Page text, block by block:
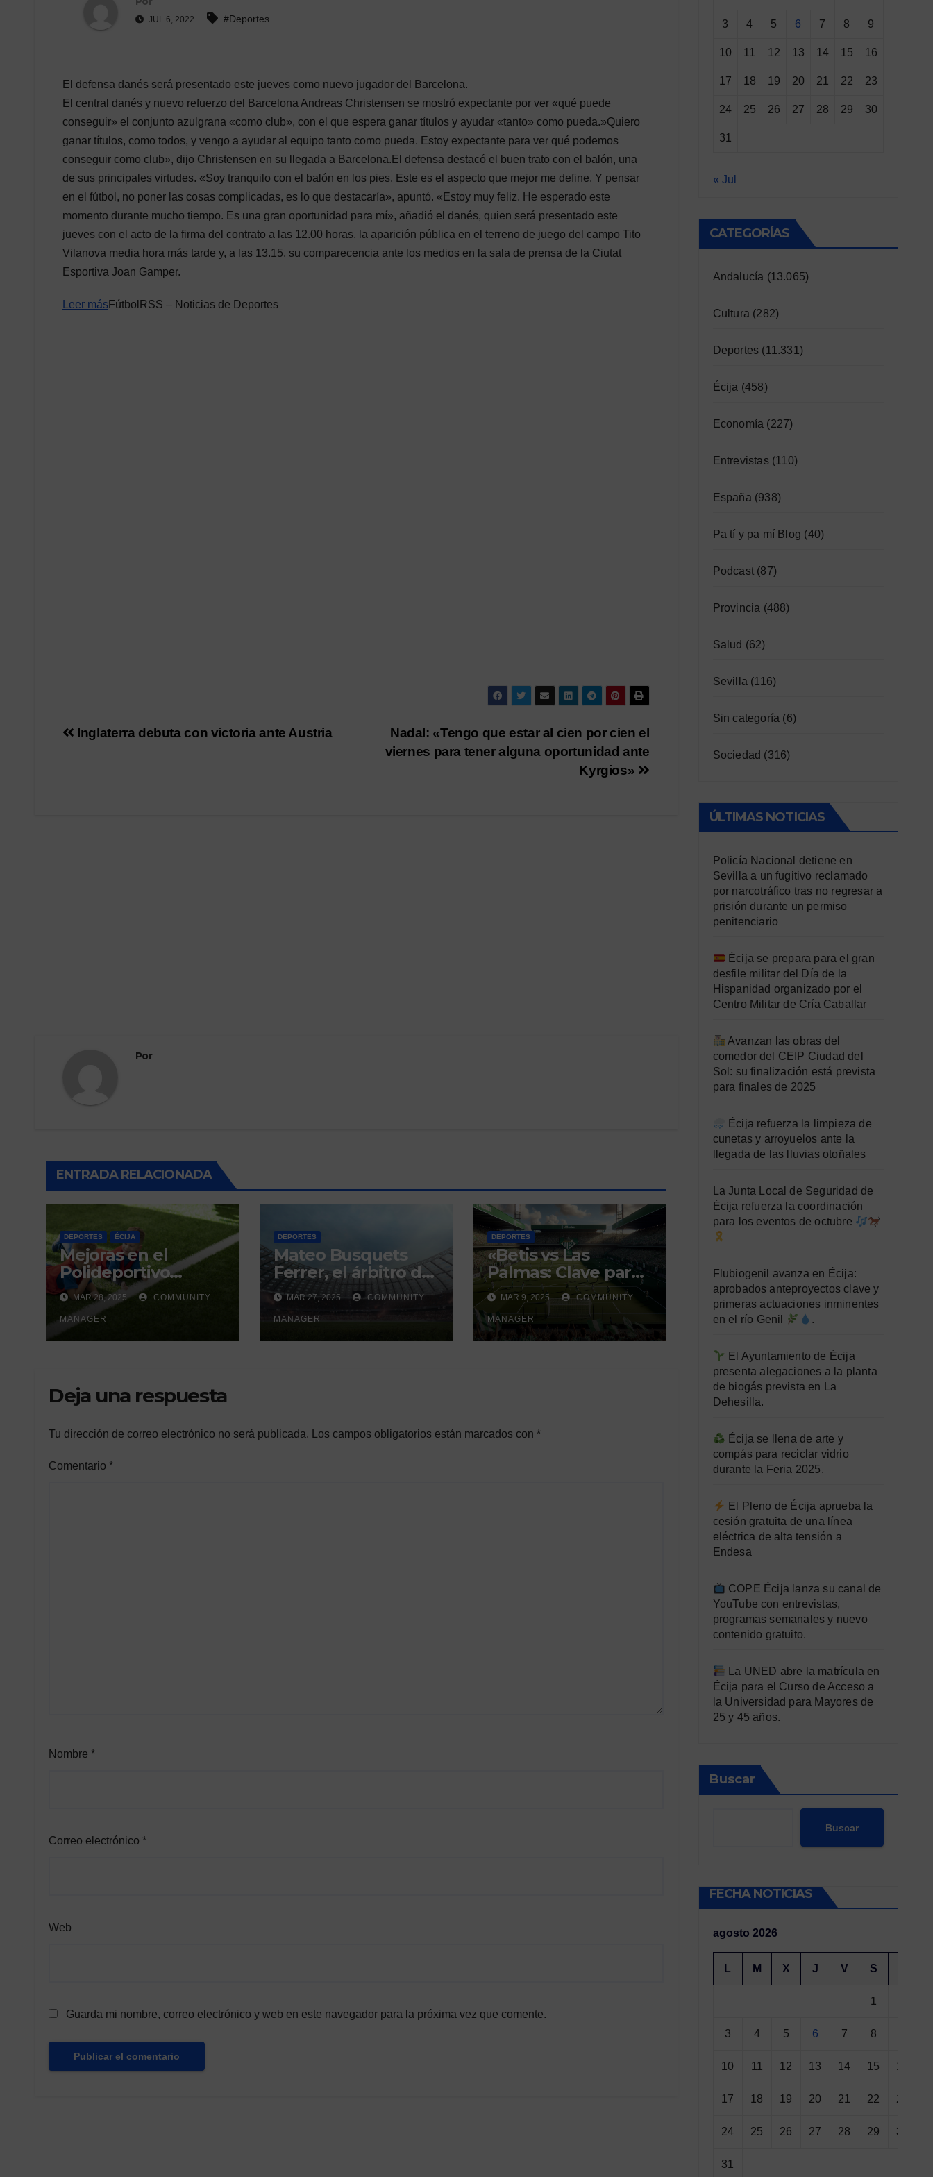
JUL 6, 2022 #Deportes
El defensa danés será presentado este jueves como nuevo jugador del Barcelona.
El central danés y nuevo refuerzo del Barcelona Andreas Christensen se mostró expectante por ver «qué puede
conseguir» el conjunto azulgrana «como club», con el que espera ganar títulos y ayudar «tanto» como pueda.»Quiero
ganar títulos, como todos, y vengo a ayudar al equipo tanto como pueda. Estoy expectante para ver qué podemos
conseguir como club», dijo Christensen en su llegada a Barcelona.El defensa destacó el buen trato con el balón, una
de sus principales virtudes. «Soy tranquilo con el balón en los pies. Este es el aspecto que mejor me define. Y pensar
en el fútbol, no poner las cosas complicadas, es lo que destacaría», apuntó. «Estoy muy feliz. He esperado este
momento durante mucho tiempo. Es una gran oportunidad para mí», añadió el danés, quien será presentado este
jueves con el acto de la firma del contrato a las 12.00 horas, la aparición pública en el terreno de juego del campo Tito
Vilanova media hora más tarde y, a las 13.15, su comparecencia ante los medios en la sala de prensa de la Ciutat
Esportiva Joan Gamper.
Leer másFútbolRSS – Noticias de Deportes
Navegación
Nadal: «Tengo que estar al cien por cien el
viernes para tener alguna oportunidad ante
Kyrgios»
Inglaterra debuta con victoria ante Austria
Por
ENTRADA RELACIONADA
DEPORTES ÉCIJA
Mejoras en el
Polideportivo
Municipal del Valle
de Écija:
Renovación y
Mantenimiento
MAR 28, 2025 COMMUNITY
MANAGER
DEPORTES
Mateo Busquets
Ferrer, el árbitro del
derbi sevillano con
un historial que
genera debate
MAR 27, 2025 COMMUNITY
MANAGER
DEPORTES
«Betis vs Las
Palmas: Clave para
la Europa
Conference
League»
MAR 9, 2025 COMMUNITY
MANAGER
Deja una respuesta
Tu dirección de correo electrónico no será publicada. Los campos obligatorios están marcados con *
Comentario *
Nombre *
Correo electrónico *
Web
Guarda mi nombre, correo electrónico y web en este navegador para la próxima vez que comente.
3 4 5 6 7 8 9
10 11 12 13 14 15 16
17 18 19 20 21 22 23
24 25 26 27 28 29 30
31
« Jul
CATEGORÍAS
Andalucía (13.065)
Cultura (282)
Deportes (11.331)
Écija (458)
Economía (227)
Entrevistas(110)
España (938)
Pa tí y pa mí Blog (40)
Podcast(87)
Provincia (488)
Salud (62)
Sevilla (116)
Sin categoría (6)
Sociedad (316)
ÚLTIMAS NOTICIAS
Policía Nacional detiene en
Sevilla a un fugitivo reclamado
por narcotráfico tras no regresar a
prisión durante un permiso
penitenciario
Écija se prepara para el gran
desfile militar del Día de la
Hispanidad organizado por el
Centro Militar de Cría Caballar
Avanzan las obras del
comedor del CEIP Ciudad del
Sol: su finalización está prevista
para finales de 2025
Écija refuerza la limpieza de
cunetas y arroyuelos ante la
llegada de las lluvias otoñales
La Junta Local de Seguridad de
Écija refuerza la coordinación
para los eventos de octubre
Flubiogenil avanza en Écija:
aprobados anteproyectos clave y
primeras actuaciones inminentes
en el río Genil
.
El Ayuntamiento de Écija
presenta alegaciones a la planta
de biogás prevista en La
Dehesilla.
Écija se llena de arte y
compás para reciclar vidrio
durante la Feria 2025.
El Pleno de Écija aprueba la
cesión gratuita de una línea
eléctrica de alta tensión a
Endesa
COPE Écija lanza su canal de
YouTube con entrevistas,
programas semanales y nuevo
contenido gratuito.
La UNED abre la matrícula en
Écija para el Curso de Acceso a
la Universidad para Mayores de
25 y 45 años.
Buscar
Buscar
FECHA NOTICIAS
agosto 2026
L M X J V S
1
3 4 5 6 7 8
10 11 12 13 14 15 16
17 18 19 20 21 22 23
24 25 26 27 28 29 30
31